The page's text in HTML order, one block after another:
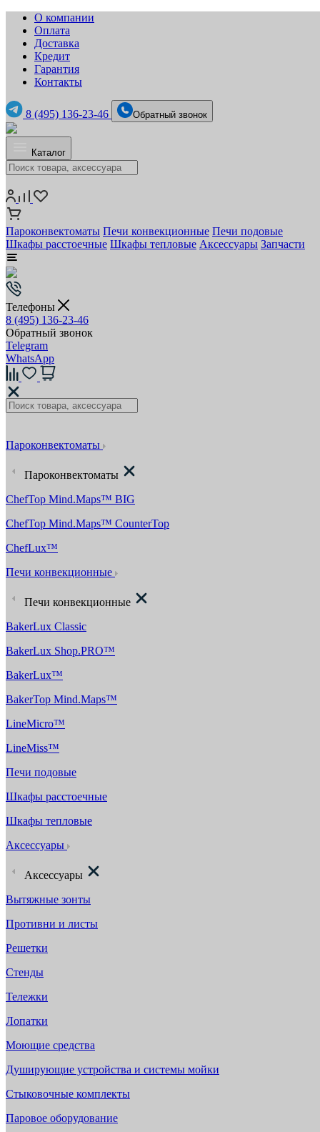
О компании
Оплата
Доставка
Кредит
Гарантия
Контакты
8 (495) 136-23-46 Обратный звонок
Каталог
Пароконвектоматы Печи конвекционные Печи подовые
Шкафы расстоечные Шкафы тепловые Аксессуары Запчасти
Телефоны
8 (495) 136-23-46
Обратный звонок
Telegram
WhatsApp
Пароконвектоматы
Пароконвектоматы
ChefTop Mind.Maps™ BIG
ChefTop Mind.Maps™ CounterTop
ChefLux™
Печи конвекционные
Печи конвекционные
BakerLux Classic
BakerLux Shop.PRO™
BakerLux™
BakerTop Mind.Maps™
LineMicro™
LineMiss™
Печи подовые
Шкафы расстоечные
Шкафы тепловые
Аксессуары
Аксессуары
Вытяжные зонты
Противни и листы
Решетки
Стенды
Тележки
Лопатки
Моющие средства
Душирующие устройства и системы мойки
Стыковочные комплекты
Паровое оборудование